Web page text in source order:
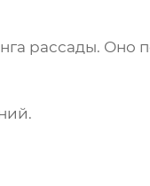
рассады. Оно